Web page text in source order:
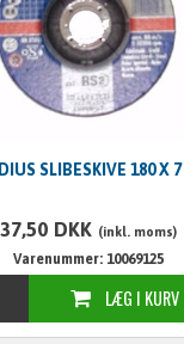
SLIBESKIVE 180 X
37,50 DKK (inkl. moms)
Varenummer: 10069125